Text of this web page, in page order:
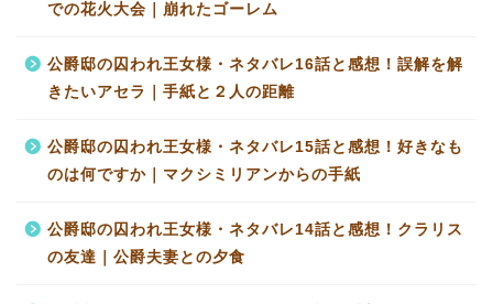
での花火大会｜崩れたゴーレム
公爵邸の囚われ王女様・ネタバレ16話と感想！誤解を解
きたいアセラ｜手紙と２人の距離
公爵邸の囚われ王女様・ネタバレ15話と感想！好きなも
のは何ですか｜マクシミリアンからの手紙
公爵邸の囚われ王女様・ネタバレ14話と感想！クラリス
の友達｜公爵夫妻との夕食